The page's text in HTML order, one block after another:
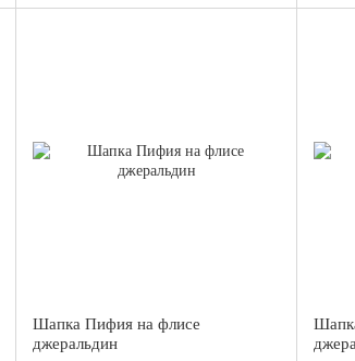
Шапка Пифия на флисе
джеральдин